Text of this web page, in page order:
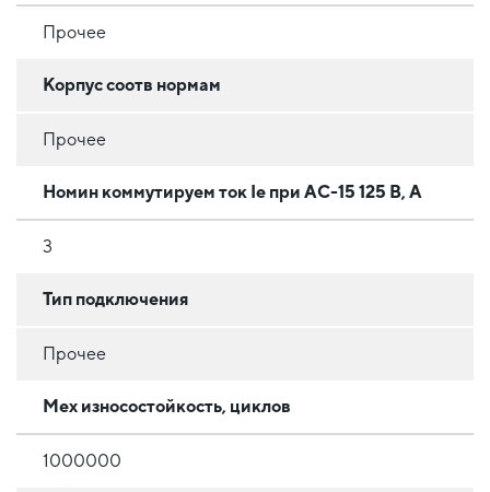
Прочее
Корпус соотв нормам
Прочее
Номин коммутируем ток Ie при AC-15 125 В, А
3
Тип подключения
Прочее
Мех износостойкость, циклов
1000000